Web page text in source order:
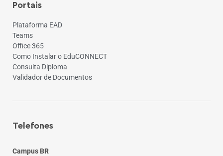
Portais
Plataforma EAD
Teams
Office 365
Como Instalar o EduCONNECT
Consulta Diploma
Validador de Documentos
Telefones
Campus BR